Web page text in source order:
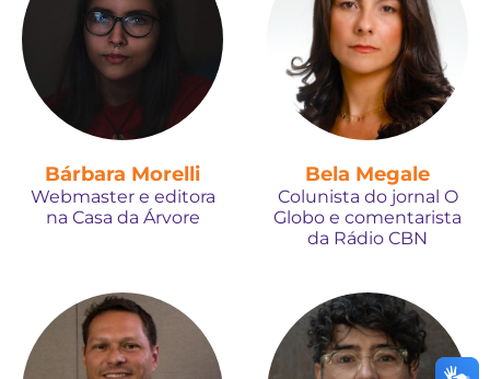
Bárbara Morelli
Webmaster e editora
na Casa da Árvore
Bela Megale
Colunista do jornal O
Globo e comentarista
da Rádio CBN